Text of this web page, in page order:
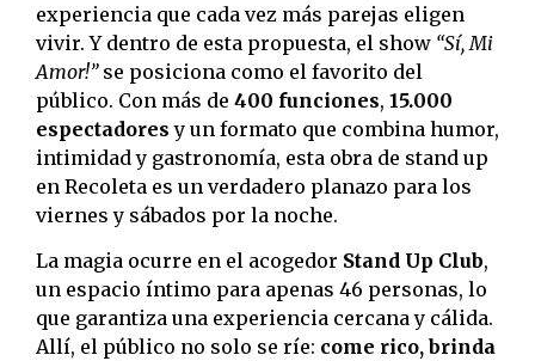
experiencia que cada vez más parejas eligen
vivir. Y dentro de esta propuesta, el show “Sí, Mi
Amor!”se posiciona como el favorito del
público. Con más de 400 funciones, 15.000
espectadores y un formato que combina humor,
intimidad y gastronomía, esta obra de stand up
en Recoleta es un verdadero planazo para los
viernes y sábados por la noche.
La magia ocurre en el acogedor Stand Up Club,
un espacio íntimo para apenas 46 personas, lo
que garantiza una experiencia cercana y cálida.
Allí, el público no solo se ríe: come rico, brinda